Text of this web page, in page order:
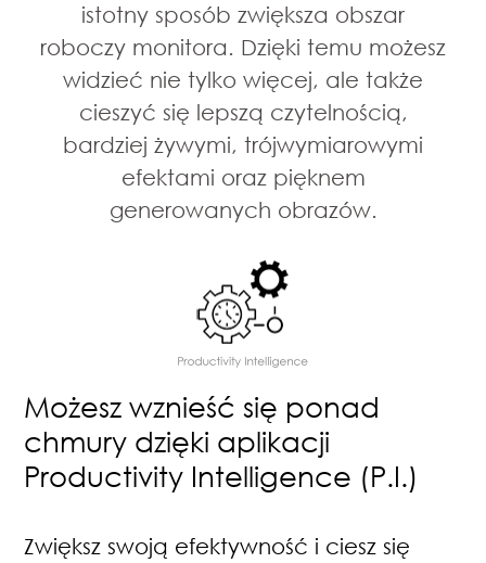
istotny sposób zwiększa obszar
roboczy monitora. Dzięki temu możesz
widzieć nie tylko więcej, ale także
cieszyć się lepszą czytelnością,
bardziej żywymi, trójwymiarowymi
efektami oraz pięknem
generowanych obrazów.
Możesz wznieść się ponad
chmury dzięki aplikacji
Productivity Intelligence (P.I.)
Zwiększ swoją efektywność i ciesz się